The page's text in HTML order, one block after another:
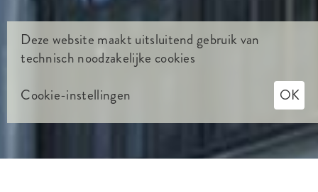
Deze website maakt uitsluitend gebruik van
technisch noodzakelijke cookies
Cookie-instellingen
OK